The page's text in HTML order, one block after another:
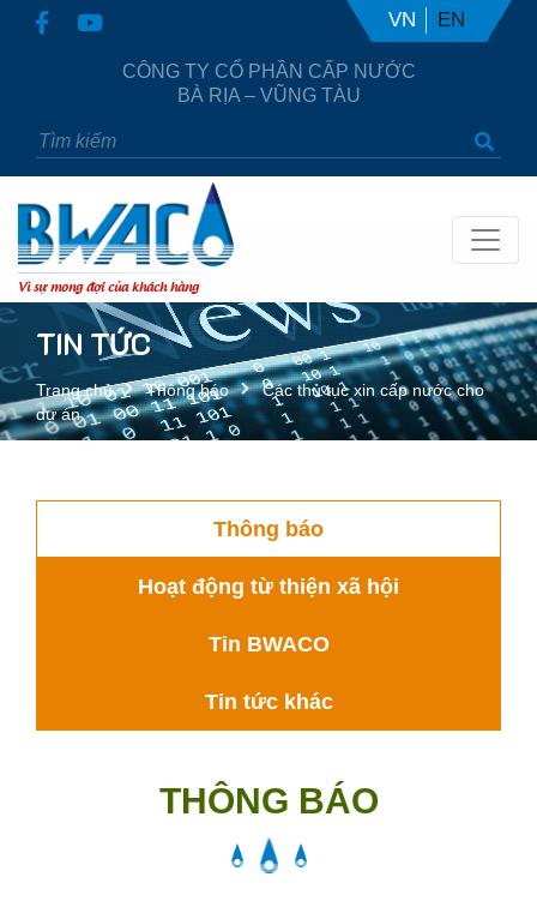
CÔNG TY CỔ PHẦN CẤP NƯỚC
BÀ RỊA – VŨNG TÀU
VN EN
Vì sự mong đợi của khách hàng
TIN TỨC
Trang chủ Thông báo
Các thủ tục xin cấp nước cho
dự án
Thông báo
Hoạt động từ thiện xã hội
Tin BWACO
Tin tức khác
THÔNG BÁO